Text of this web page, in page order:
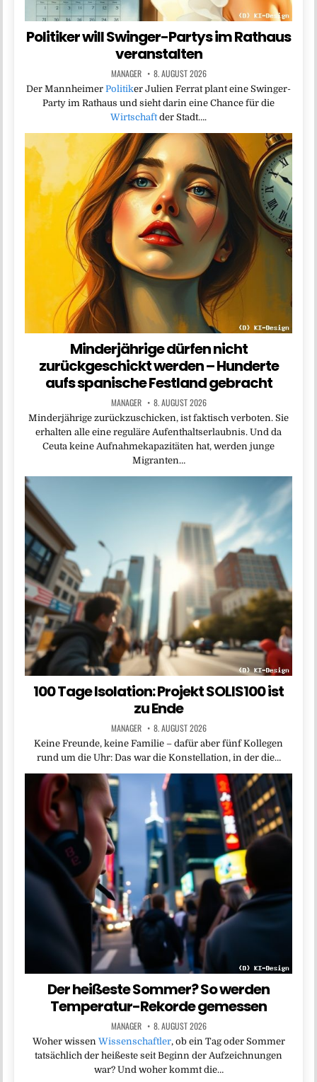
Politiker will Swinger-Partys im Rathaus
veranstalten
MANAGER 8. AUGUST 2026
Der Mannheimer Politiker Julien Ferrat plant eine Swinger-
Party im Rathaus und sieht darin eine Chance für die
Wirtschaftder Stadt….
Minderjährige dürfen nicht
zurückgeschickt werden – Hunderte
aufs spanische Festland gebracht
MANAGER 8. AUGUST 2026
Minderjährige zurückzuschicken, ist faktisch verboten. Sie
erhalten alle eine reguläre Aufenthaltserlaubnis. Und da
Ceuta keine Aufnahmekapazitäten hat, werden junge
Migranten…
100 Tage Isolation: Projekt SOLIS100 ist
zu Ende
MANAGER 8. AUGUST 2026
Keine Freunde, keine Familie – dafür aber fünf Kollegen
rund um die Uhr: Das war die Konstellation, in der die…
Der heißeste Sommer? So werden
Temperatur-Rekorde gemessen
MANAGER 8. AUGUST 2026
Woher wissen Wissenschaftler, ob ein Tag oder Sommer
tatsächlich der heißeste seit Beginn der Aufzeichnungen
war? Und woher kommt die…